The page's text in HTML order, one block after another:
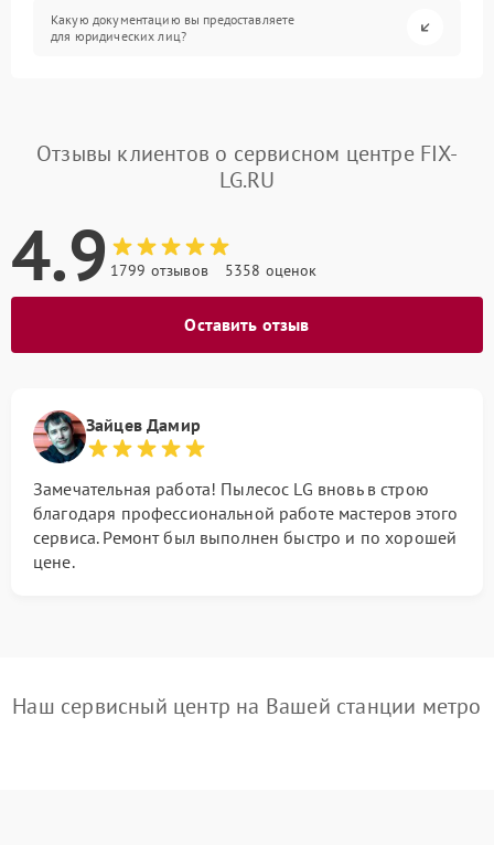
Какую документацию вы предоставляете
для юридических лиц?
Отзывы клиентов о сервисном центре FIX-
LG.RU
4.9 1799 отзывов 5358 оценок
Оставить отзыв
Зайцев Дамир
Замечательная работа! Пылесос LG вновь в строю
благодаря профессиональной работе мастеров этого
сервиса. Ремонт был выполнен быстро и по хорошей
цене.
Наш сервисный центр на Вашей станции метро